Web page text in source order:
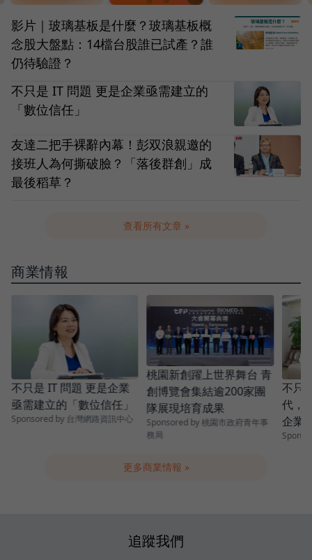
影片｜玻璃基板是什麼？玻璃基板概
念股大盤點：14檔台股誰已試產？誰
仍待驗證？
不只是 IT 問題 更是企業亟需建立的
「數位信任」
友達二把手裸辭內幕！彭双浪親邀的
接班人為何撕破臉？「落後群創」成
最後稻草？
查看所有文章 »
商業情報
不只是 IT 問題 更是企業
亟需建立的「數位信任」
Sponsored by 台灣網路資訊中心
桃園新創躍上世界舞台 青
創博覽會集結逾200家團
隊展現培育成果
Sponsored by 桃園市政府青年事
務局
不只
代，
企業
成效
更多商業情報 »
追蹤我們